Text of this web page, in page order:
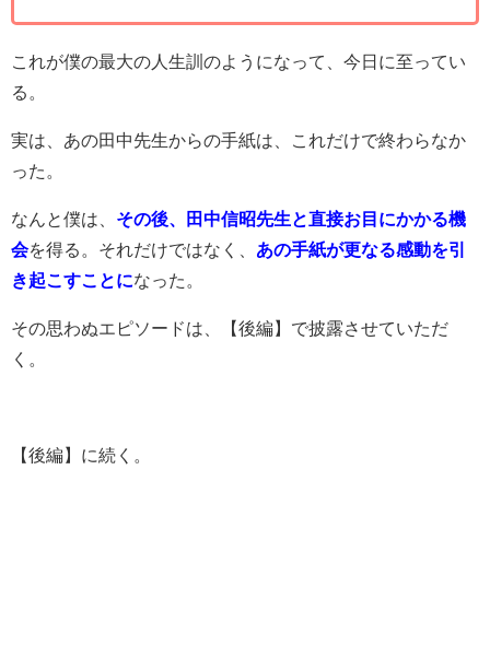
これが僕の最大の人生訓のようになって、今日に至ってい
る。
実は、あの田中先生からの手紙は、これだけで終わらなか
った。
なんと僕は、 その後、田中信昭先生と直接お目にかかる機
会を得る。それだけではなく、 あの手紙が更なる感動を引
き起こすことになった。
その思わぬエピソードは、【後編】で披露させていただ
く。
【後編】に続く。